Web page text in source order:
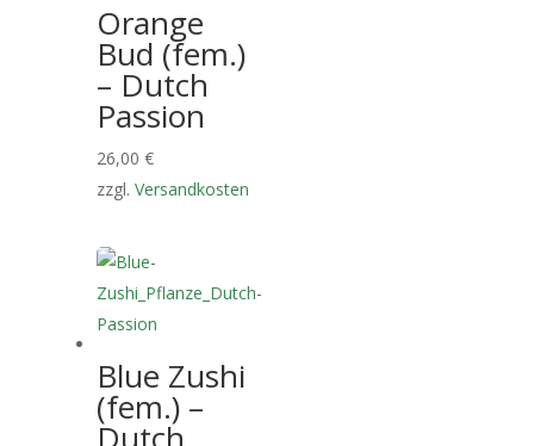
Orange
Bud (fem.)
– Dutch
Passion
26,00€
zzgl.Versandkosten
Blue Zushi
(fem.) –